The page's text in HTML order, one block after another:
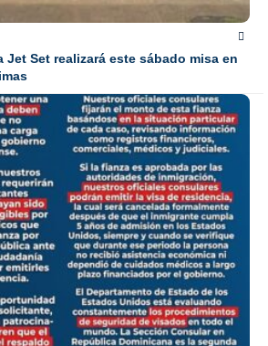
Set realizará este sábado misa en